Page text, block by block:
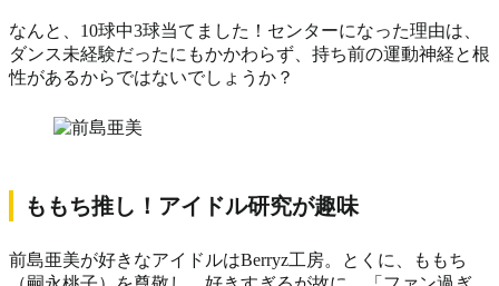
なんと、10球中3球当てました！センターになった理由は、
ダンス未経験だったにもかかわらず、持ち前の運動神経と根
性があるからではないでしょうか？
ももち推し！アイドル研究が趣味
前島亜美が好きなアイドルはBerryz工房。とくに、ももち